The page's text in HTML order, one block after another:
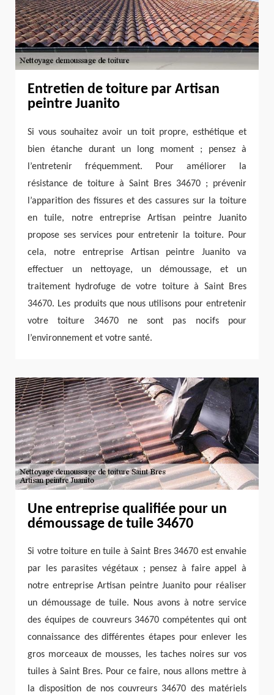
Entretien de toiture par Artisan
peintre Juanito
Si vous souhaitez avoir un toit propre, esthétique et
bien étanche durant un long moment ; pensez à
l’entretenir fréquemment. Pour améliorer la
résistance de toiture à Saint Bres 34670 ; prévenir
l’apparition des fissures et des cassures sur la toiture
en tuile, notre entreprise Artisan peintre Juanito
propose ses services pour entretenir la toiture. Pour
cela, notre entreprise Artisan peintre Juanito va
effectuer un nettoyage, un démoussage, et un
traitement hydrofuge de votre toiture à Saint Bres
34670. Les produits que nous utilisons pour entretenir
votre toiture 34670 ne sont pas nocifs pour
l’environnement et votre santé.
Une entreprise qualifiée pour un
démoussage de tuile 34670
Si votre toiture en tuile à Saint Bres 34670 est envahie
par les parasites végétaux ; pensez à faire appel à
notre entreprise Artisan peintre Juanito pour réaliser
un démoussage de tuile. Nous avons à notre service
des équipes de couvreurs 34670 compétentes qui ont
connaissance des différentes étapes pour enlever les
gros morceaux de mousses, les taches noires sur vos
tuiles à Saint Bres. Pour ce faire, nous allons mettre à
la disposition de nos couvreurs 34670 des matériels